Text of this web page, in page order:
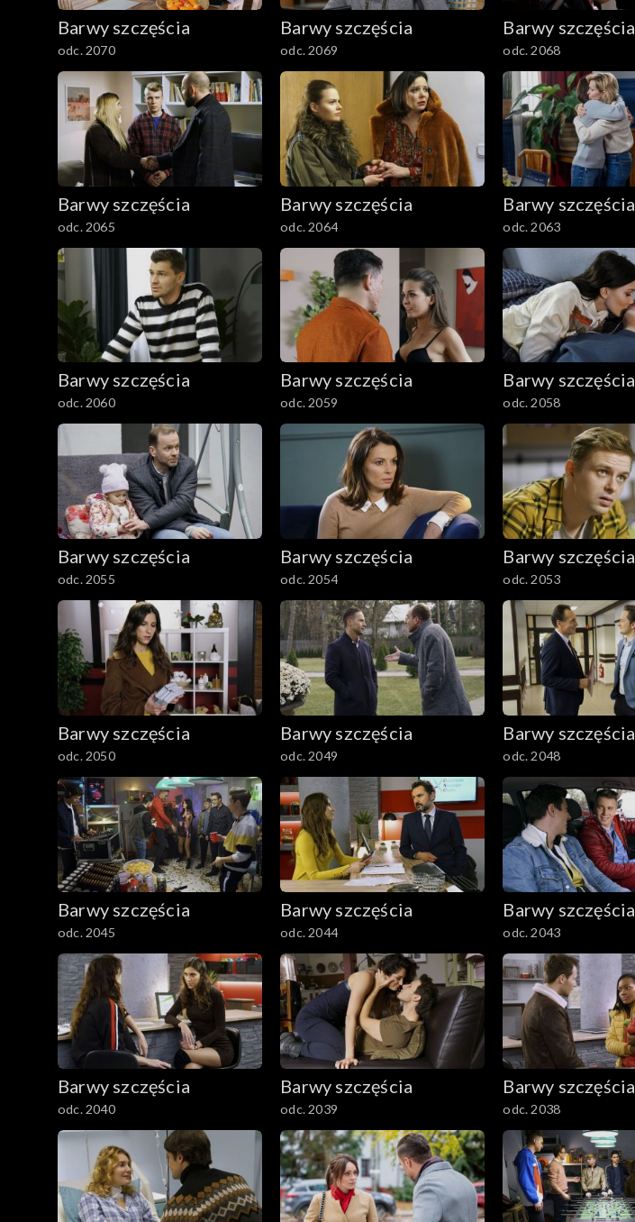
782–800
Barwy szczęścia
odc. 2070
Barwy szczęścia
odc. 2069
Barwy szczęścia
odc. 2068
Barwy szczęścia
odc. 2065
Barwy szczęścia
odc. 2064
Barwy szczęścia
odc. 2063
Barwy szczęścia
odc. 2060
Barwy szczęścia
odc. 2059
Barwy szczęścia
odc. 2058
Barwy szczęścia
odc. 2055
Barwy szczęścia
odc. 2054
Barwy szczęścia
odc. 2053
Barwy szczęścia
odc. 2050
Barwy szczęścia
odc. 2049
Barwy szczęścia
odc. 2048
Barwy szczęścia
odc. 2045
Barwy szczęścia
odc. 2044
Barwy szczęścia
odc. 2043
Barwy szczęścia
odc. 2040
Barwy szczęścia
odc. 2039
Barwy szczęścia
odc. 2038